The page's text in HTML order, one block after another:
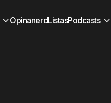
OpinanerdListasPodcasts